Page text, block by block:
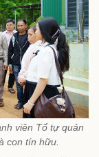
viên Tổ tự quản
con tín hữu.